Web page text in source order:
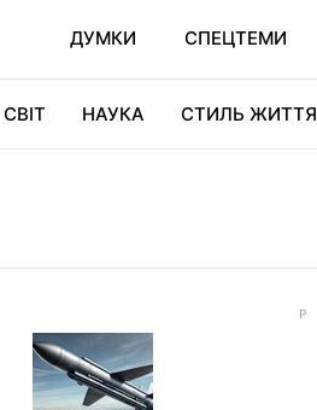
ДУМКИ СПЕЦТЕМИ
СВІТ НАУКА СТИЛЬ ЖИТТЯ